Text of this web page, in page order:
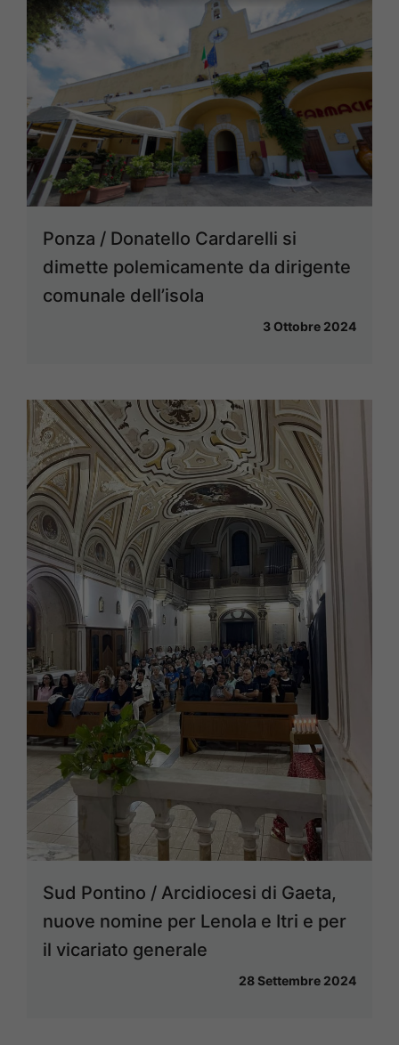
Ponza / Donatello Cardarelli si
dimette polemicamente da dirigente
comunale dell’isola
3 Ottobre 2024
Sud Pontino / Arcidiocesi di Gaeta,
nuove nomine per Lenola e Itri e per
il vicariato generale
28 Settembre 2024